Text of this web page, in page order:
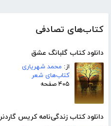
کتاب‌های تصادفی
دانلود کتاب گلبانگ عشق
از: محمد شهریاری
کتاب‌های شعر
۴۰۵ صفحه
دانلود کتاب زندگی‌نامه کریس گاردنر